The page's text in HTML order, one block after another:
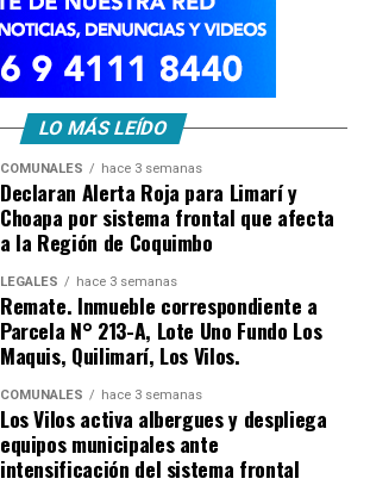
LO MÁS LEÍDO
COMUNALES hace 3 semanas
Declaran Alerta Roja para Limarí y
Choapa por sistema frontal que afecta
a la Región de Coquimbo
LEGALES hace 3 semanas
Remate. Inmueble correspondiente a
Parcela N° 213-A, Lote Uno Fundo Los
Maquis, Quilimarí, Los Vilos.
COMUNALES hace 3 semanas
Los Vilos activa albergues y despliega
equipos municipales ante
intensificación del sistema frontal